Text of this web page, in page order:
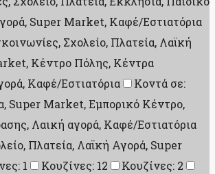
Super Market, Καφέ/Εστιατόρια
Σχολείο, Πλατεία, Λαϊκή
Κέντρο Πόλης, Κέντρα
Καφέ/Εστιατόρια
Κοντά σε:
Super Market, Εμπορικό Κέντρο,
Λαική αγορά, Καφέ/Εστιατόρια
Πλατεία, Λαϊκή Αγορά, Super
1 Κουζίνες: 12
Κουζίνες: 2